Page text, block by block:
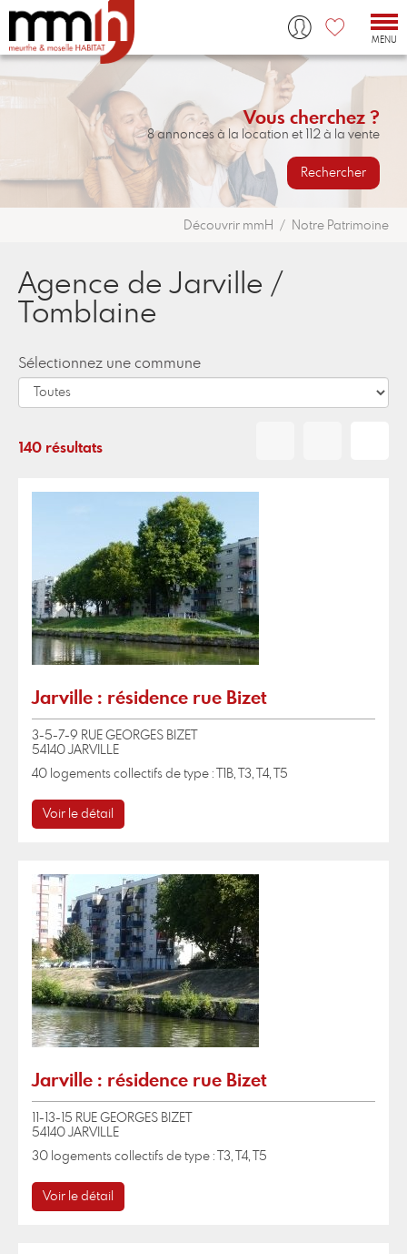
MENU
Vous cherchez ?
8 annonces à la location et 112 à la vente
Rechercher
Découvrir mmH Notre Patrimoine
Agence de Jarville /
Tomblaine
Sélectionnez une commune
140 résultats
Jarville : résidence rue Bizet
3-5-7-9 RUE GEORGES BIZET
54140 JARVILLE
40 logements collectifs de type : T1B, T3, T4, T5
Voir le détail
Jarville : résidence rue Bizet
11-13-15 RUE GEORGES BIZET
54140 JARVILLE
30 logements collectifs de type : T3, T4, T5
Voir le détail